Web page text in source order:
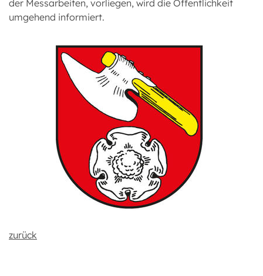
der Messarbeiten, vorliegen, wird die Öffentlichkeit
umgehend informiert.
zurück